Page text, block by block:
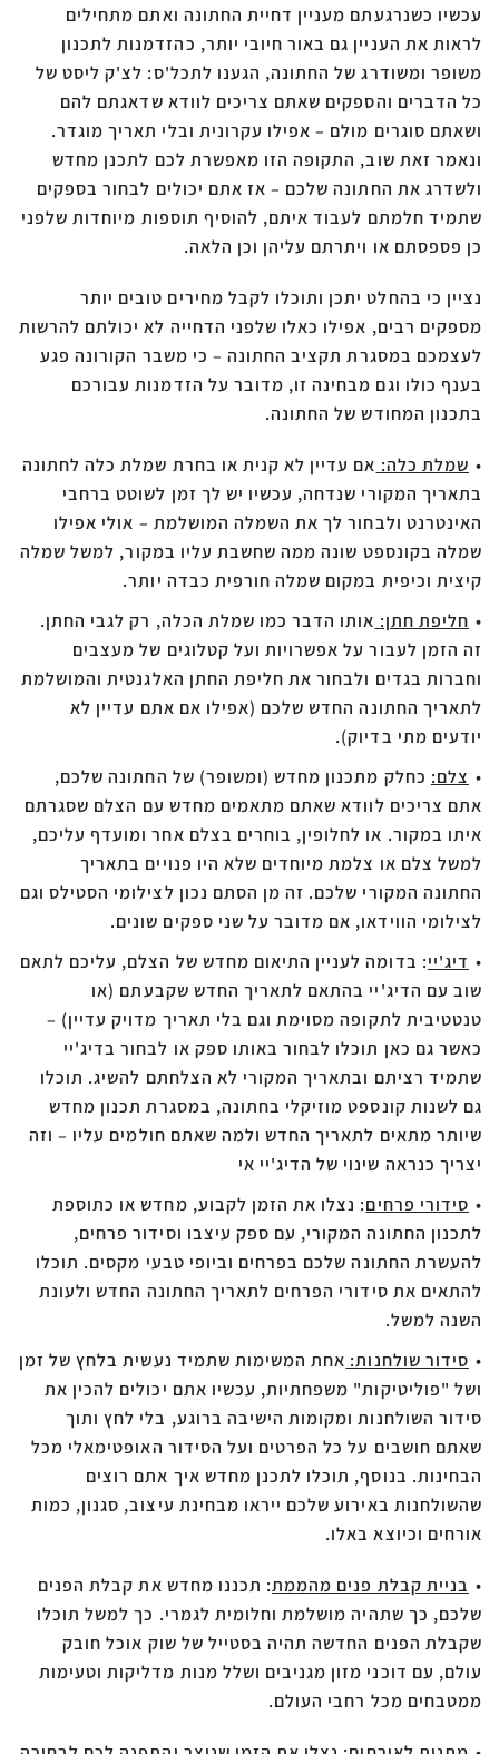
עכשיו כשנרגעתם מעניין דחיית החתונה ואתם מתחילים
לראות את העניין גם באור חיובי יותר, כהזדמנות לתכנון
משופר ומשודרג של החתונה, הגענו לתכל'ס: לצ'ק ליסט של
כל הדברים והספקים שאתם צריכים לוודא שדאגתם להם
ושאתם סוגרים מולם – אפילו עקרונית ובלי תאריך מוגדר.
ונאמר זאת שוב, התקופה הזו מאפשרת לכם לתכנן מחדש
ולשדרג את החתונה שלכם – אז אתם יכולים לבחור בספקים
שתמיד חלמתם לעבוד איתם, להוסיף תוספות מיוחדות שלפני
כן פספסתם או ויתרתם עליהן וכן הלאה.
נציין כי בהחלט יתכן ותוכלו לקבל מחירים טובים יותר
מספקים רבים, אפילו כאלו שלפני הדחייה לא יכולתם להרשות
לעצמכם במסגרת תקציב החתונה – כי משבר הקורונה פגע
בענף כולו וגם מבחינה זו, מדובר על הזדמנות עבורכם
בתכנון המחודש של החתונה.
שמלת כלה: אם עדיין לא קנית או בחרת שמלת כלה לחתונה
בתאריך המקורי שנדחה, עכשיו יש לך זמן לשוטט ברחבי
האינטרנט ולבחור לך את השמלה המושלמת – אולי אפילו
שמלה בקונספט שונה ממה שחשבת עליו במקור, למשל שמלה
קיצית וכיפית במקום שמלה חורפית כבדה יותר.
חליפת חתן: אותו הדבר כמו שמלת הכלה, רק לגבי החתן.
זה הזמן לעבור על אפשרויות ועל קטלוגים של מעצבים
וחברות בגדים ולבחור את חליפת החתן האלגנטית והמושלמת
לתאריך החתונה החדש שלכם (אפילו אם אתם עדיין לא
יודעים מתי בדיוק).
צלם: כחלק מתכנון מחדש (ומשופר) של החתונה שלכם,
אתם צריכים לוודא שאתם מתאמים מחדש עם הצלם שסגרתם
איתו במקור. או לחלופין, בוחרים בצלם אחר ומועדף עליכם,
למשל צלם או צלמת מיוחדים שלא היו פנויים בתאריך
החתונה המקורי שלכם. זה מן הסתם נכון לצילומי הסטילס וגם
לצילומי הווידאו, אם מדובר על שני ספקים שונים.
דיג'יי: בדומה לעניין התיאום מחדש של הצלם, עליכם לתאם
שוב עם הדיג'יי בהתאם לתאריך החדש שקבעתם (או
טנטטיבית לתקופה מסוימת וגם בלי תאריך מדויק עדיין) –
כאשר גם כאן תוכלו לבחור באותו ספק או לבחור בדיג'יי
שתמיד רציתם ובתאריך המקורי לא הצלחתם להשיג. תוכלו
גם לשנות קונספט מוזיקלי בחתונה, במסגרת תכנון מחדש
שיותר מתאים לתאריך החדש ולמה שאתם חולמים עליו – וזה
יצריך כנראה שינוי של הדיג'יי אי
סידורי פרחים: נצלו את הזמן לקבוע, מחדש או כתוספת
לתכנון החתונה המקורי, עם ספק עיצבו וסידור פרחים,
להעשרת החתונה שלכם בפרחים וביופי טבעי מקסים. תוכלו
להתאים את סידורי הפרחים לתאריך החתונה החדש ולעונת
השנה למשל.
סידור שולחנות: אחת המשימות שתמיד נעשית בלחץ של זמן
ושל "פוליטיקות" משפחתיות, עכשיו אתם יכולים להכין את
סידור השולחנות ומקומות הישיבה ברוגע, בלי לחץ ותוך
שאתם חושבים על כל הפרטים ועל הסידור האופטימאלי מכל
הבחינות. בנוסף, תוכלו לתכנן מחדש איך אתם רוצים
שהשולחנות באירוע שלכם ייראו מבחינת עיצוב, סגנון, כמות
אורחים וכיוצא באלו.
בניית קבלת פנים מהממת: תכננו מחדש את קבלת הפנים
שלכם, כך שתהיה מושלמת וחלומית לגמרי. כך למשל תוכלו
שקבלת הפנים החדשה תהיה בסטייל של שוק אוכל חובק
עולם, עם דוכני מזון מגניבים ושלל מנות מדליקות וטעימות
ממטבחים מכל רחבי העולם.